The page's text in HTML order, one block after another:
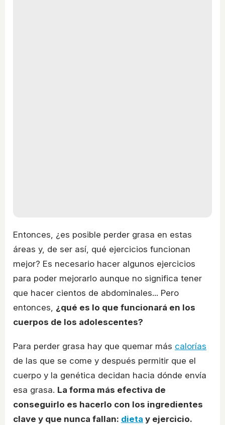
Entonces, ¿es posible perder grasa en estas
áreas y, de ser así, qué ejercicios funcionan
mejor? Es necesario hacer algunos ejercicios
para poder mejorarlo aunque no significa tener
que hacer cientos de abdominales... Pero
entonces, ¿qué es lo que funcionará en los
cuerpos de los adolescentes?
Para perder grasa hay que quemar más calorías
de las que se come y después permitir que el
cuerpo y la genética decidan hacia dónde envía
esa grasa. La forma más efectiva de
conseguirlo es hacerlo con los ingredientes
clave y que nunca fallan: dieta y ejercicio.